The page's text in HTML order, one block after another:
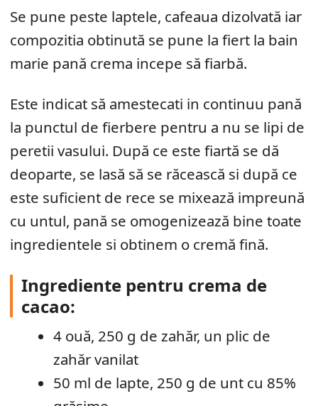
Se pune peste laptele, cafeaua dizolvată iar
compozitia obtinută se pune la fiert la bain
marie pană crema incepe să fiarbă.
Este indicat să amestecati in continuu pană
la punctul de fierbere pentru a nu se lipi de
peretii vasului. După ce este fiartă se dă
deoparte, se lasă să se răcească si după ce
este suficient de rece se mixează impreună
cu untul, pană se omogenizează bine toate
ingredientele si obtinem o cremă fină.
Ingrediente pentru crema de
cacao:
4 ouă, 250 g de zahăr, un plic de
zahăr vanilat
50 ml de lapte, 250 g de unt cu 85%